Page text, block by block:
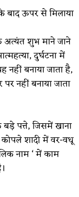
ऊपर से मिलाया
अत्यंत शुभ माने जाने
दुर्घटना में
बनाया जाता है,
नहीं बनाया जाता
पत्ते, जिसमें खाना
शादी में वर-वधू
नाम ‘ में काम